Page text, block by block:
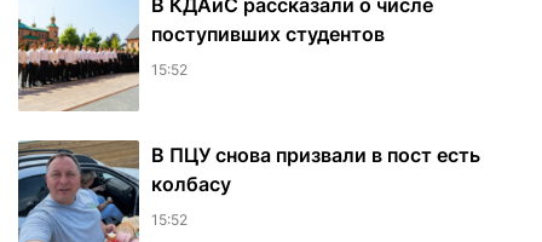
В КДАиС рассказали о числе
поступивших студентов
15:52
В ПЦУ снова призвали в пост есть
колбасу
15:52